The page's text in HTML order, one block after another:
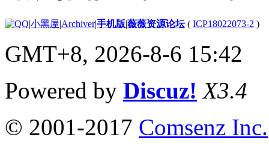
|小黑屋|Archiver|手机版|薇薇资源论坛( ICP18022073-2 )
GMT+8, 2026-8-6 15:42
Powered by Discuz! X3.4
© 2001-2017 Comsenz Inc.